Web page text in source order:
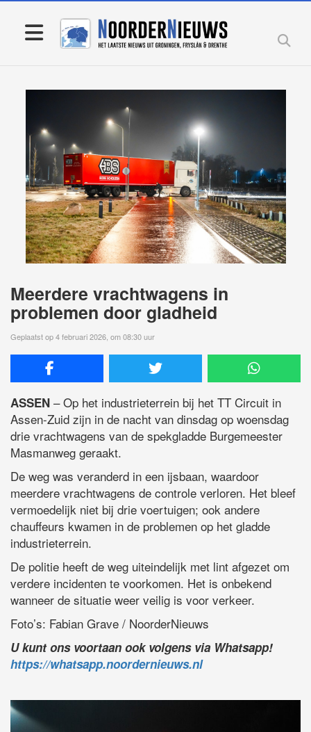
Meerdere vrachtwagens in
problemen door gladheid
Geplaatst op 4 februari 2026, om 08:30 uur
ASSEN – Op het industrieterrein bij het TT Circuit in
Assen-Zuid zijn in de nacht van dinsdag op woensdag
drie vrachtwagens van de spekgladde Burgemeester
Masmanweg geraakt.
De weg was veranderd in een ijsbaan, waardoor
meerdere vrachtwagens de controle verloren. Het bleef
vermoedelijk niet bij drie voertuigen; ook andere
chauffeurs kwamen in de problemen op het gladde
industrieterrein.
De politie heeft de weg uiteindelijk met lint afgezet om
verdere incidenten te voorkomen. Het is onbekend
wanneer de situatie weer veilig is voor verkeer.
Foto’s: Fabian Grave / NoorderNieuws
U kunt ons voortaan ook volgens via Whatsapp!
https://whatsapp.noordernieuws.nl